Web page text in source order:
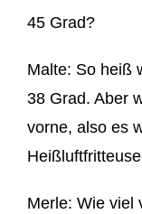
45Grad?
Malte: So heiß
38 Grad. Aber
vorne, also es
Merle: Wie viel